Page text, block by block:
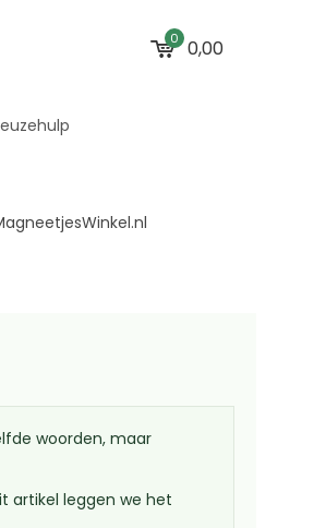
0 0,00
woorden, maar
artikel leggen we het